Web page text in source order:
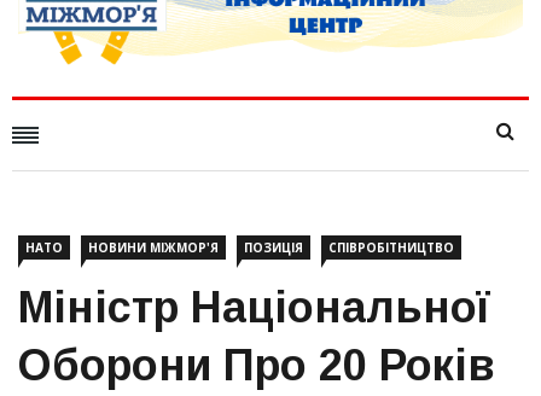
НАТО НОВИНИ МІЖМОР'Я ПОЗИЦІЯ СПІВРОБІТНИЦТВО
Міністр Національної
Оборони Про 20 Років